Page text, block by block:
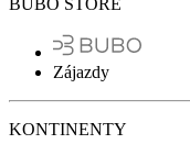
BUBO STORE
Zájazdy
KONTINENTY